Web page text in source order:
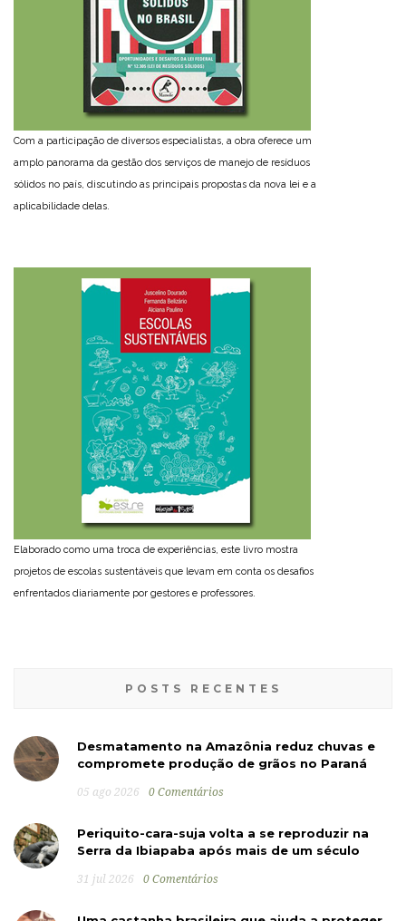
Com a participação de diversos especialistas, a obra oferece um
amplo panorama da gestão dos serviços de manejo de resíduos
sólidos no país, discutindo as principais propostas da nova lei e a
aplicabilidade delas.
Elaborado como uma troca de experiências, este livro mostra
projetos de escolas sustentáveis que levam em conta os desafios
enfrentados diariamente por gestores e professores.
POSTS RECENTES
Desmatamento na Amazônia reduz chuvas e
compromete produção de grãos no Paraná
05 ago 2026 0 Comentários
Periquito-cara-suja volta a se reproduzir na
Serra da Ibiapaba após mais de um século
31 jul 2026 0 Comentários